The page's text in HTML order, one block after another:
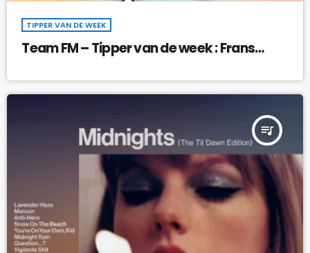
TIPPER VAN DE WEEK
Team FM – Tipper van de week : Frans
queue_music